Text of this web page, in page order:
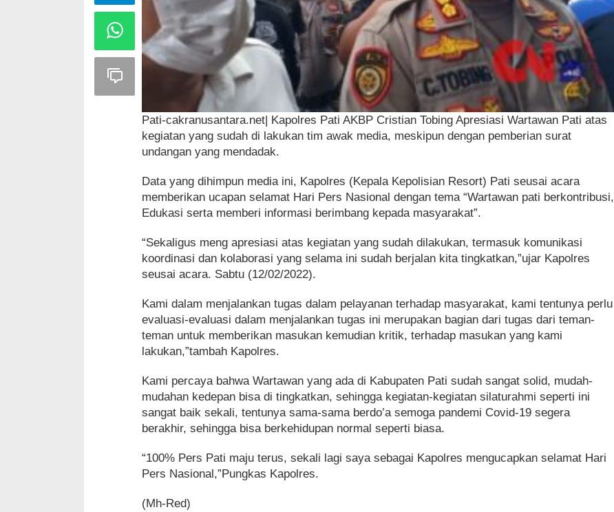
Pati-cakranusantara.net| Kapolres Pati AKBP Cristian Tobing Apresiasi Wartawan Pati atas
kegiatan yang sudah di lakukan tim awak media, meskipun dengan pemberian surat
undangan yang mendadak.
Data yang dihimpun media ini, Kapolres (Kepala Kepolisian Resort) Pati seusai acara
memberikan ucapan selamat Hari Pers Nasional dengan tema “Wartawan pati berkontribusi,
Edukasi serta memberi informasi berimbang kepada masyarakat”.
“Sekaligus meng apresiasi atas kegiatan yang sudah dilakukan, termasuk komunikasi
koordinasi dan kolaborasi yang selama ini sudah berjalan kita tingkatkan,”ujar Kapolres
seusai acara. Sabtu (12/02/2022).
Kami dalam menjalankan tugas dalam pelayanan terhadap masyarakat, kami tentunya perlu
evaluasi-evaluasi dalam menjalankan tugas ini merupakan bagian dari tugas dari teman-
teman untuk memberikan masukan kemudian kritik, terhadap masukan yang kami
lakukan,”tambah Kapolres.
Kami percaya bahwa Wartawan yang ada di Kabupaten Pati sudah sangat solid, mudah-
mudahan kedepan bisa di tingkatkan, sehingga kegiatan-kegiatan silaturahmi seperti ini
sangat baik sekali, tentunya sama-sama berdo’a semoga pandemi Covid-19 segera
berakhir, sehingga bisa berkehidupan normal seperti biasa.
“100% Pers Pati maju terus, sekali lagi saya sebagai Kapolres mengucapkan selamat Hari
Pers Nasional,”Pungkas Kapolres.
(Mh-Red)